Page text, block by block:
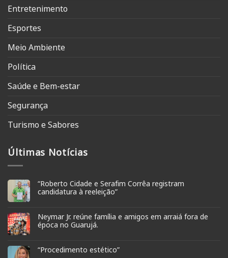
Entretenimento
Esportes
Meio Ambiente
Política
Saúde e Bem-estar
Segurança
Turismo e Sabores
Últimas Notícias
“Roberto Cidade e Serafim Corrêa registram
candidatura à reeleição”
Neymar Jr. reúne família e amigos em arraiá fora de
época no Guarujá.
“Procedimento estético”